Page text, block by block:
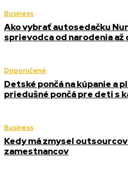
Business
Ako vybrať autosedačku
sprievodca od narodenia až
Doporučené
Detské pončá na kúpanie a
priedušné pončá pre deti s
Business
Kedy má zmysel
zamestnancov